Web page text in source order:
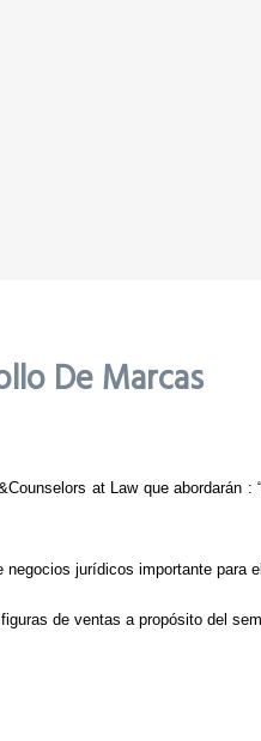
De Marcas
at Law que abordarán :
jurídicos importante para
de ventas a propósito del